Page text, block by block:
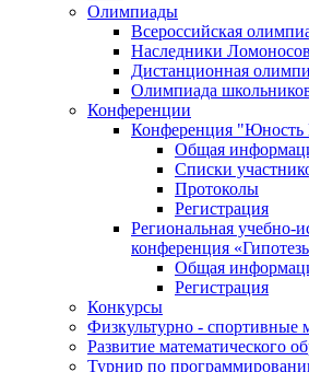
Олимпиады
Всероссийская
Наследники
Дистанционная
Олимпиада
Конференции
Конференция "Юность
Общая
Списки
Протоколы
Регистрация
Региональная учебно-
конференция
Общая
Регистрация
Конкурсы
Физкультурно - спортивные
Развитие математического
Турнир по